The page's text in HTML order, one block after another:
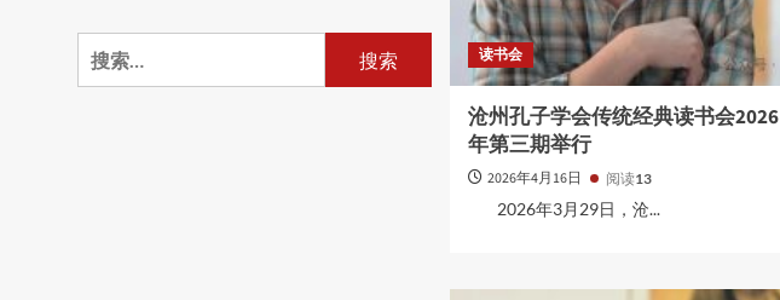
读书会
沧州孔子学会传统经典读书会2026
年第三期举行
2026年4月16日 阅读13
2026年3月29日，沧...
搜
索：